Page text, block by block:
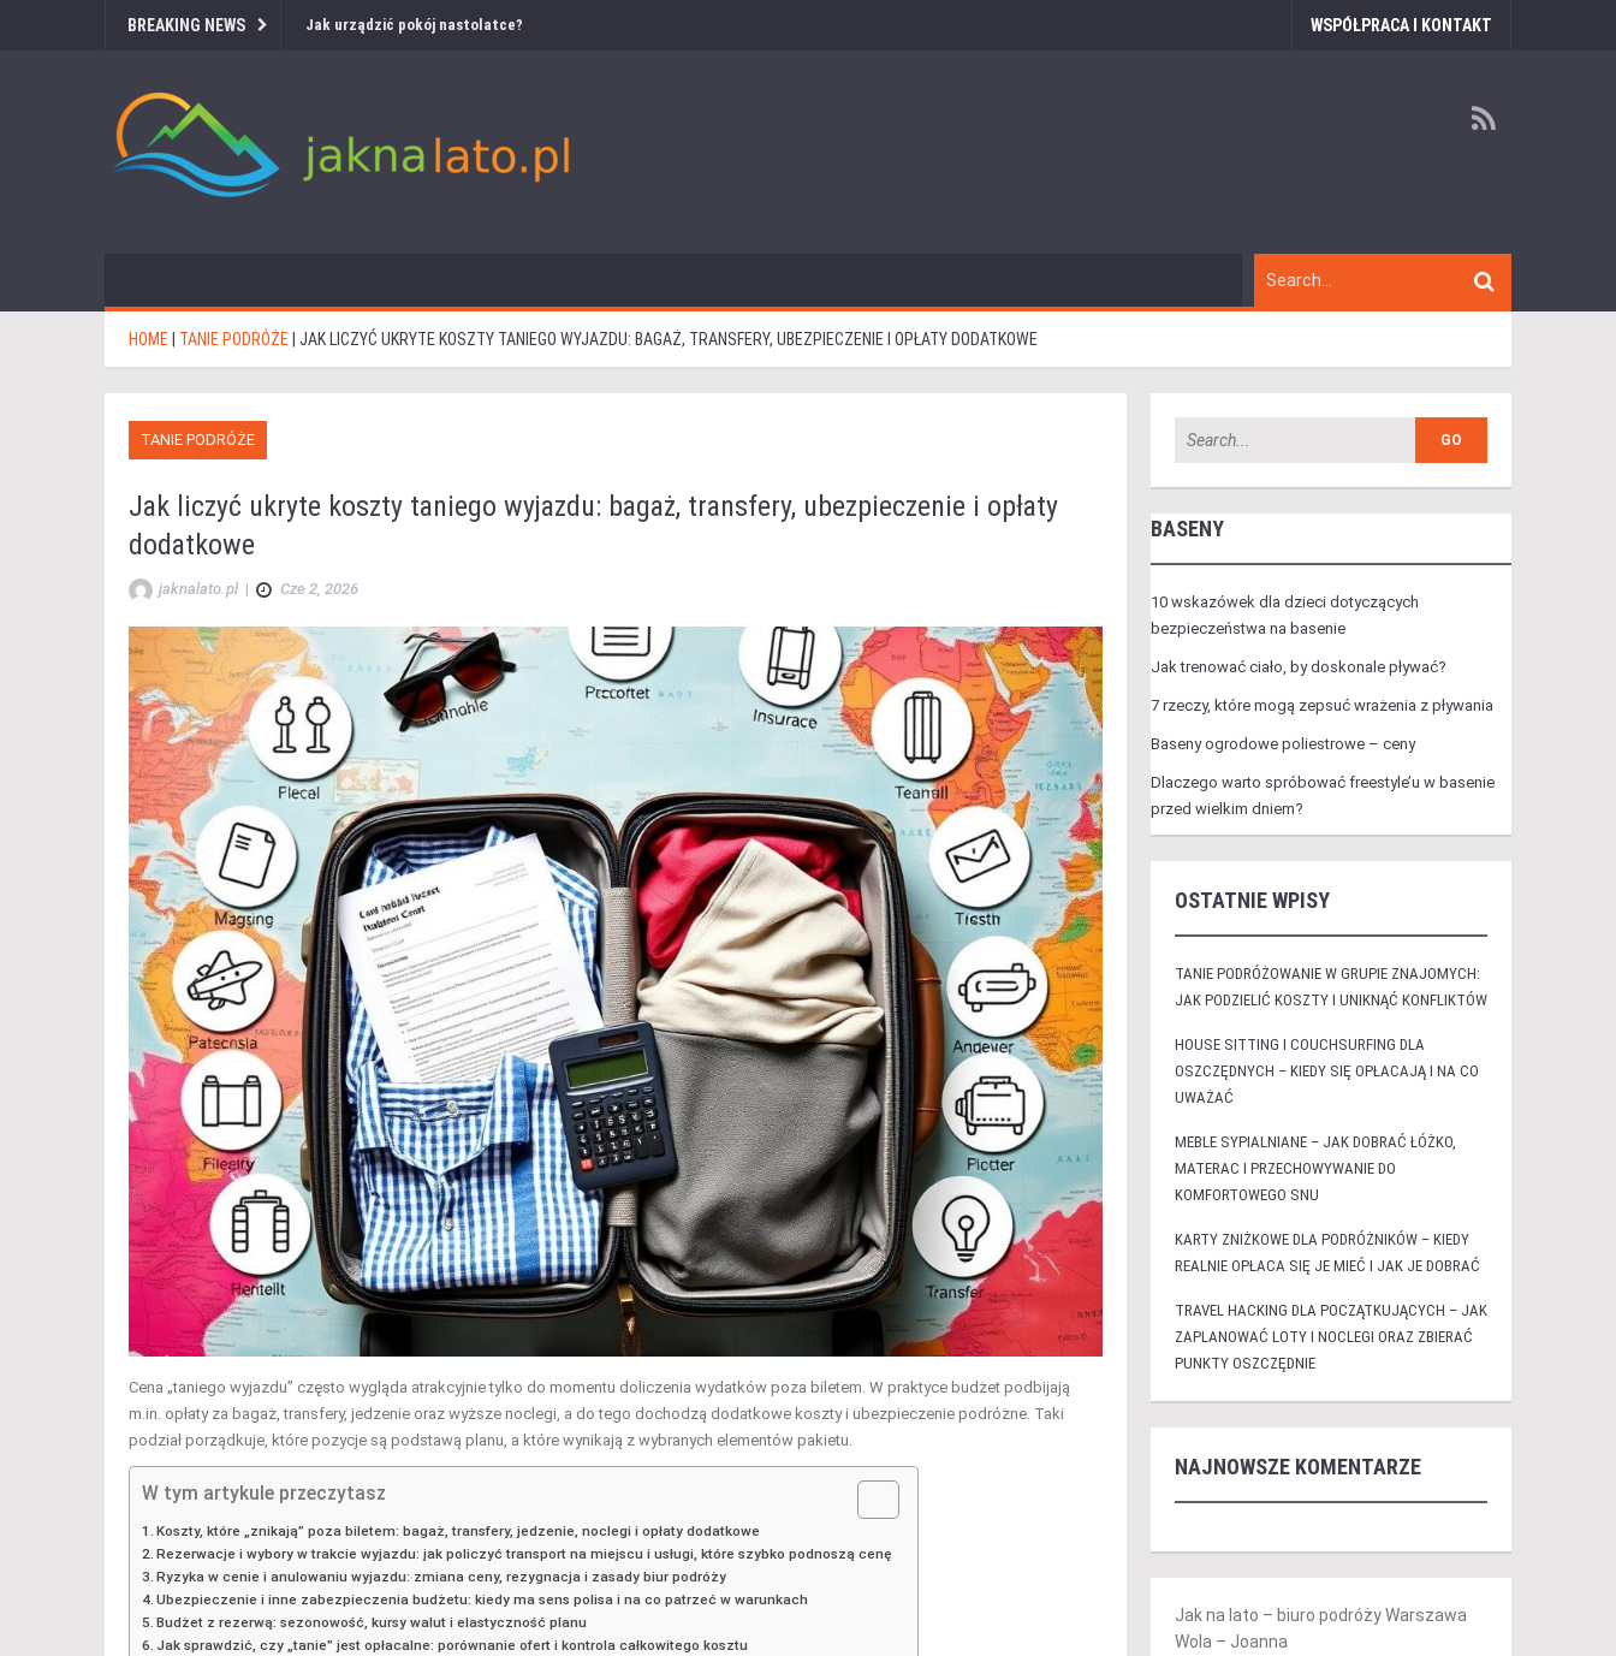
BREAKING NEWS Jak urządzić pokój nastolatce? WSPÓŁPRACA I KONTAKT
HOME TANIE PODRÓŻE JAK LICZYĆ UKRYTE KOSZTY TANIEGO WYJAZDU: BAGAŻ, TRANSFERY, UBEZPIECZENIE I OPŁATY DODATKOWE
TANIE PODRÓŻE
Jak liczyć ukryte koszty taniego wyjazdu: bagaż, transfery, ubezpieczenie i opłaty
dodatkowe
jaknalato.pl | Cze 2, 2026
Cena „taniego wyjazdu” często wygląda atrakcyjnie tylko do momentu doliczenia wydatków poza biletem. W praktyce budżet podbijają
m.in. opłaty za bagaż, transfery, jedzenie oraz wyższe noclegi, a do tego dochodzą dodatkowe koszty i ubezpieczenie podróżne. Taki
podział porządkuje, które pozycje są podstawą planu, a które wynikają z wybranych elementów pakietu.
W tym artykule przeczytasz
Koszty, które „znikają” poza biletem: bagaż, transfery, jedzenie, noclegi i opłaty dodatkowe
Rezerwacje i wybory w trakcie wyjazdu: jak policzyć transport na miejscu i usługi, które szybko podnoszą cenę
Ryzyka w cenie i anulowaniu wyjazdu: zmiana ceny, rezygnacja i zasady biur podróży
Ubezpieczenie i inne zabezpieczenia budżetu: kiedy ma sens polisa i na co patrzeć w warunkach
Budżet z rezerwą: sezonowość, kursy walut i elastyczność planu
Jak sprawdzić, czy „tanie” jest opłacalne: porównanie ofert i kontrola całkowitego kosztu
BASENY
10 wskazówek dla dzieci dotyczących
bezpieczeństwa na basenie
Jak trenować ciało, by doskonale pływać?
7 rzeczy, które mogą zepsuć wrażenia z pływania
Baseny ogrodowe poliestrowe – ceny
Dlaczego warto spróbować freestyle’u w basenie
przed wielkim dniem?
OSTATNIE WPISY
TANIE PODRÓŻOWANIE W GRUPIE ZNAJOMYCH:
JAK PODZIELIĆ KOSZTY I UNIKNĄĆ KONFLIKTÓW
HOUSE SITTING I COUCHSURFING DLA
OSZCZĘDNYCH – KIEDY SIĘ OPŁACAJĄ I NA CO
UWAŻAĆ
MEBLE SYPIALNIANE – JAK DOBRAĆ ŁÓŻKO,
MATERAC I PRZECHOWYWANIE DO
KOMFORTOWEGO SNU
KARTY ZNIŻKOWE DLA PODRÓŻNIKÓW – KIEDY
REALNIE OPŁACA SIĘ JE MIEĆ I JAK JE DOBRAĆ
TRAVEL HACKING DLA POCZĄTKUJĄCYCH – JAK
ZAPLANOWAĆ LOTY I NOCLEGI ORAZ ZBIERAĆ
PUNKTY OSZCZĘDNIE
NAJNOWSZE KOMENTARZE
Jak na lato – biuro podróży Warszawa
Wola – Joanna